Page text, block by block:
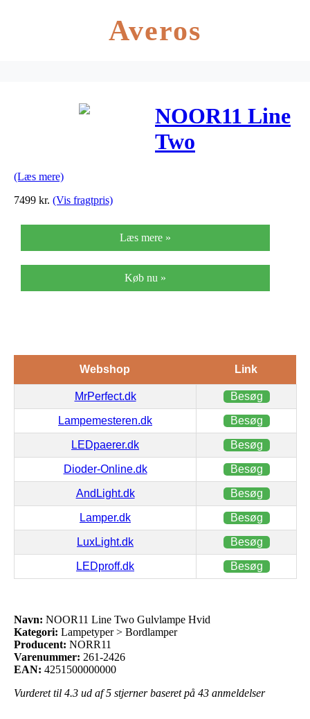
Averos
NOOR11 Line
Two
(Læs mere)
7499 kr. (Vis fragtpris)
Læs mere »
Køb nu »
Webshop Link
MrPerfect.dk Besøg
Lampemesteren.dk Besøg
LEDpaerer.dk Besøg
Dioder-Online.dk Besøg
AndLight.dk Besøg
Lamper.dk Besøg
LuxLight.dk Besøg
LEDproff.dk Besøg
Navn: NOOR11 Line Two Gulvlampe Hvid
Kategori: Lampetyper > Bordlamper
Producent: NORR11
Varenummer: 261-2426
EAN: 4251500000000
Vurderet til 4.3 ud af 5 stjerner baseret på 43 anmeldelser